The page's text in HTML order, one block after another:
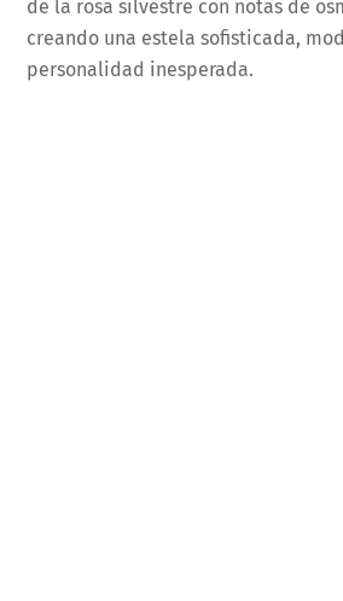
de la rosa silvestre con notas de
creando una estela sofisticada,
personalidad inesperada.